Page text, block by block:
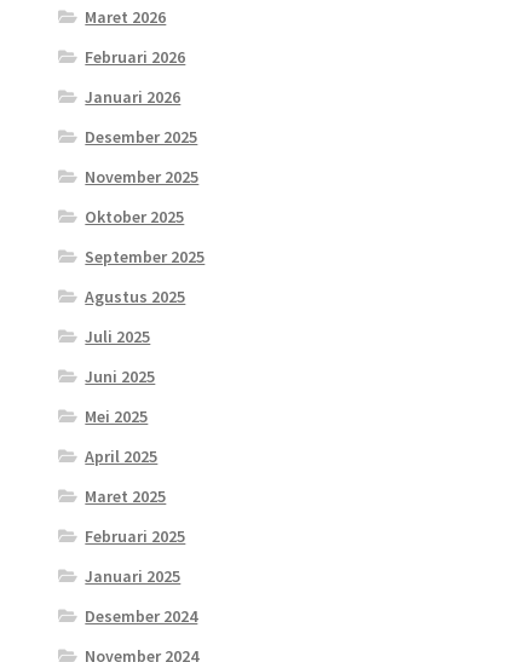
Maret 2026
Februari 2026
Januari 2026
Desember 2025
November 2025
Oktober 2025
September 2025
Agustus 2025
Juli 2025
Juni 2025
Mei 2025
April 2025
Maret 2025
Februari 2025
Januari 2025
Desember 2024
November 2024